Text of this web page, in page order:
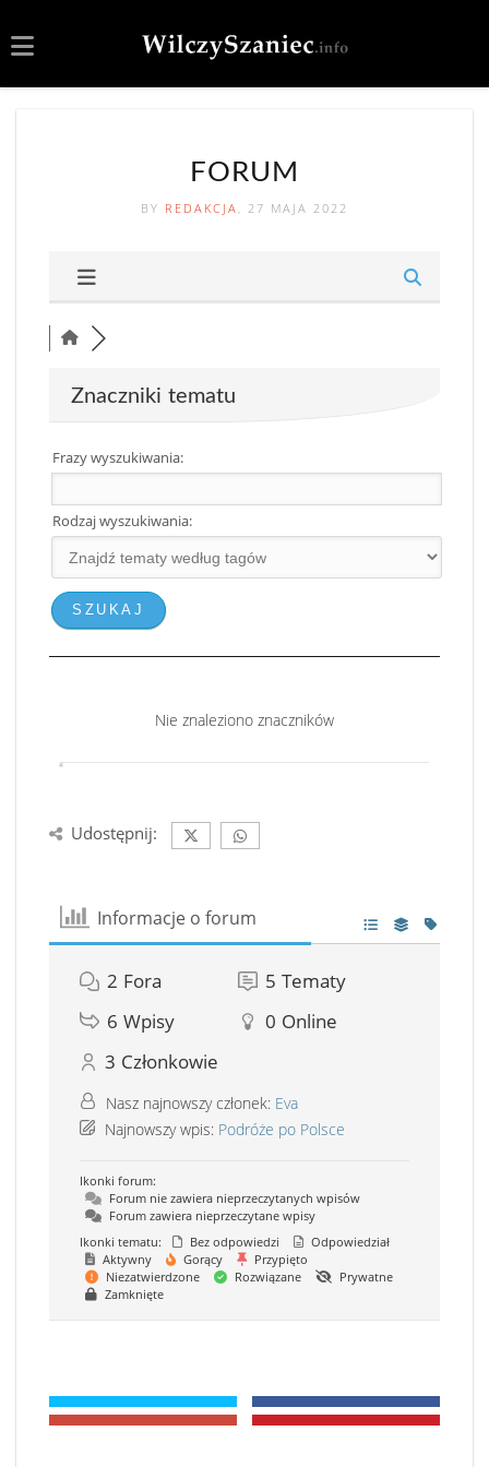
FORUM
BY REDAKCJA , 27 MAJA 2022
Znaczniki tematu
Frazy wyszukiwania:
Rodzaj wyszukiwania:
Nie znaleziono znaczników
Udostępnij:
Informacje o forum
2 Fora 5 Tematy
6 Wpisy 0 Online
3 Członkowie
Nasz najnowszy członek: Eva
Najnowszy wpis: Podróże po Polsce
Ikonki forum:
Forum nie zawiera nieprzeczytanych wpisów
Forum zawiera nieprzeczytane wpisy
Ikonki tematu:
Bez odpowiedzi
Odpowiedział
Aktywny
Gorący
Przypięto
Niezatwierdzone
Rozwiązane
Prywatne
Zamknięte